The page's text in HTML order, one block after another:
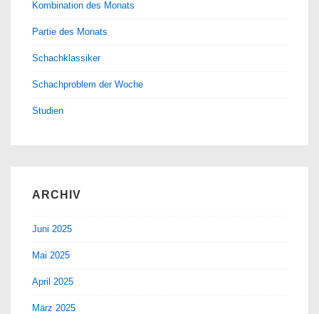
Kombination des Monats
Partie des Monats
Schachklassiker
Schachproblem der Woche
Studien
ARCHIV
Juni 2025
Mai 2025
April 2025
März 2025